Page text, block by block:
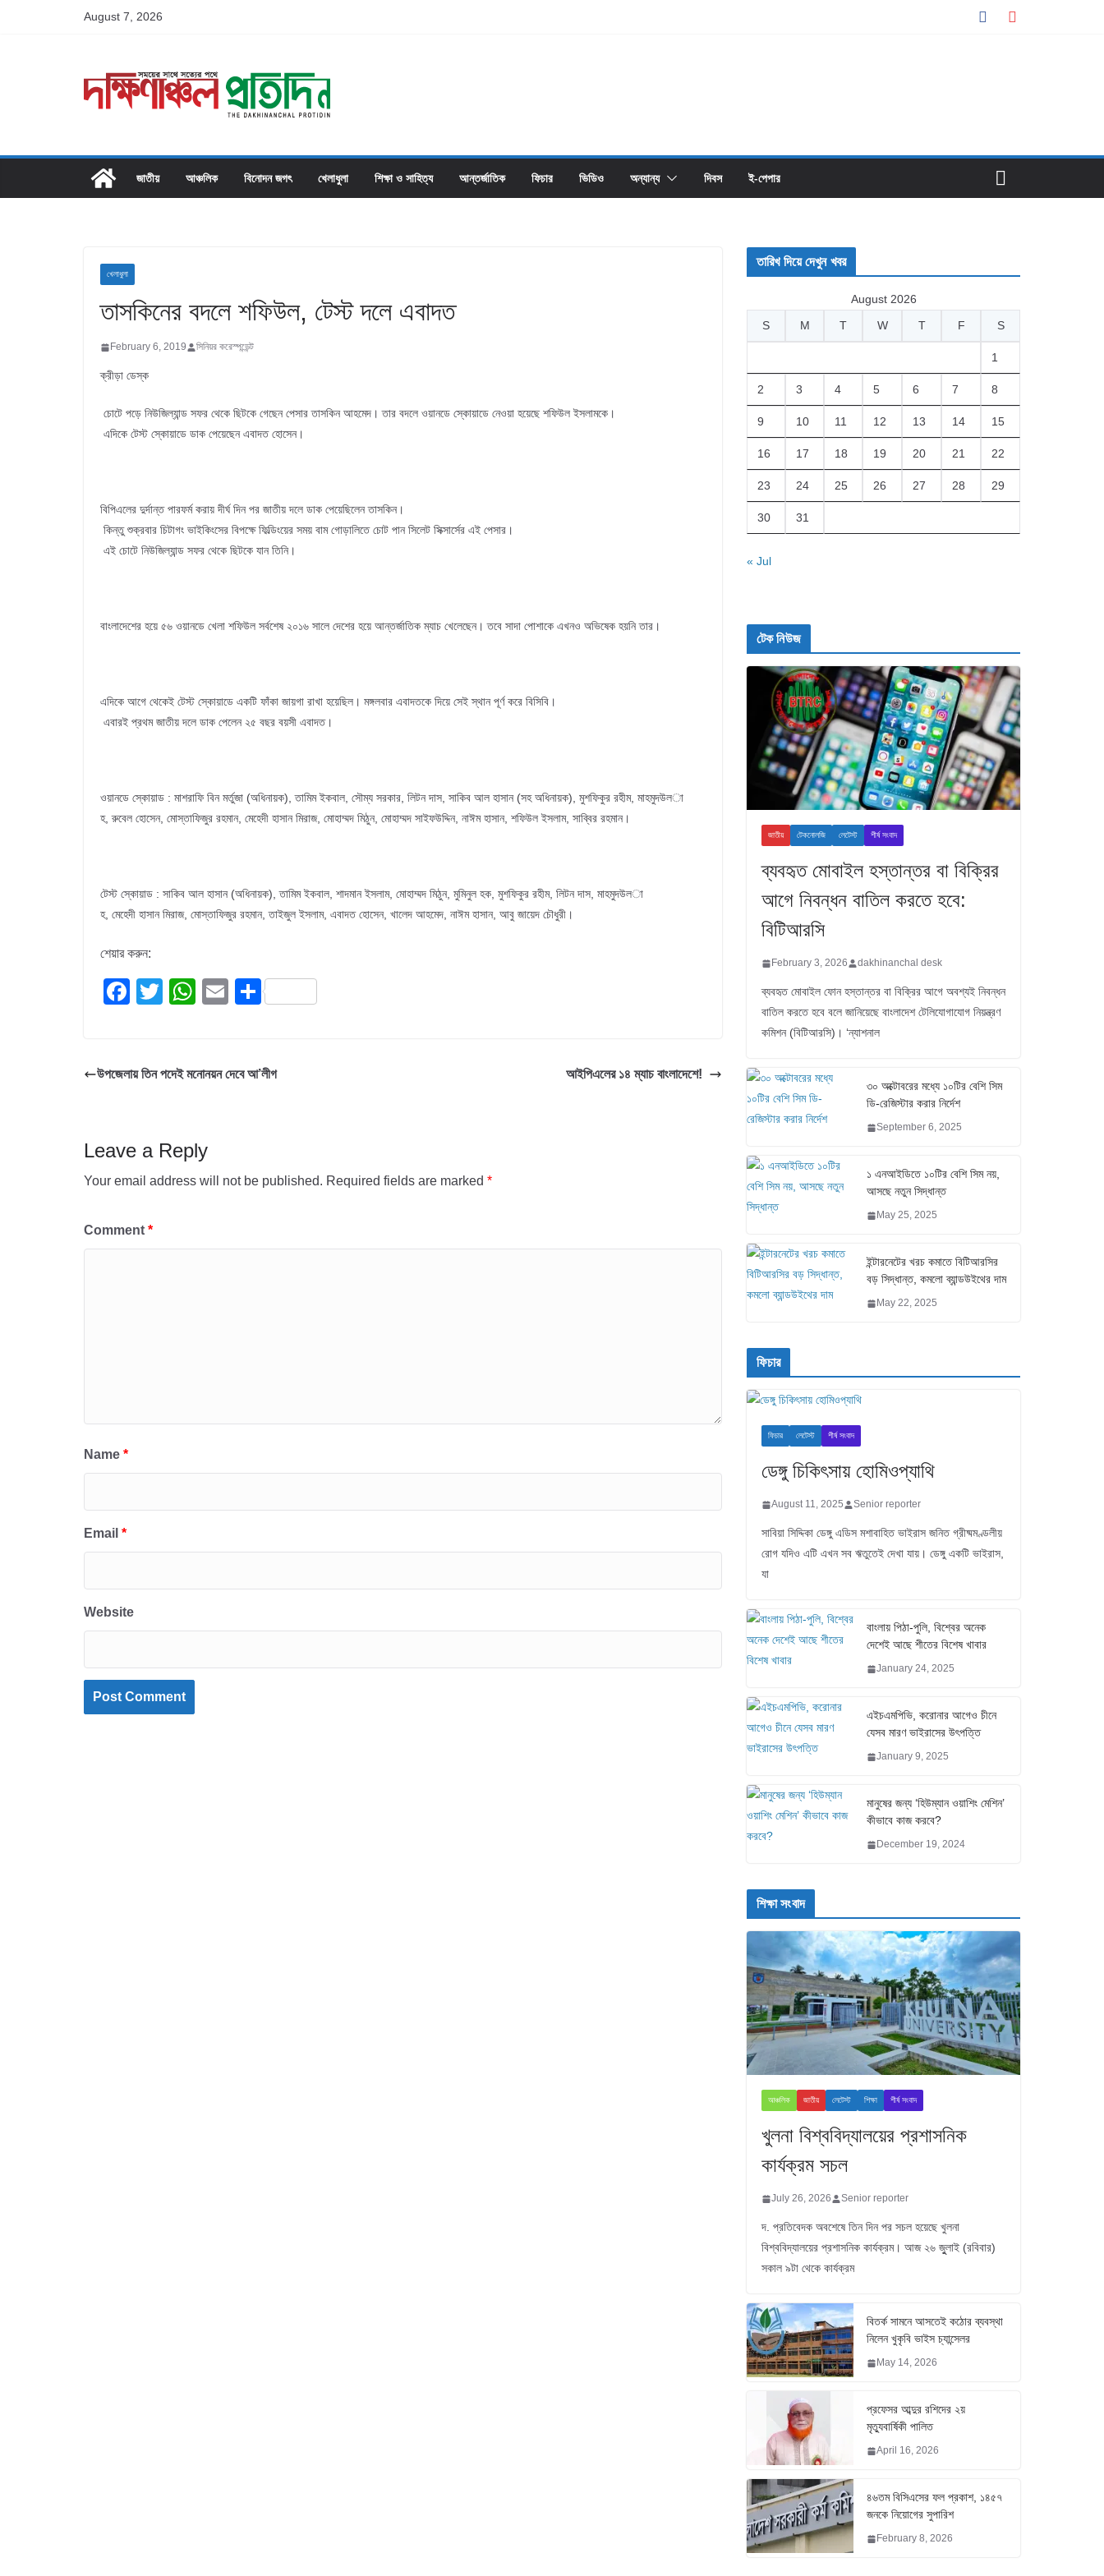
August 7, 2026
জাতীয় আঞ্চলিক বিনোদন জগৎ খেলাধুলা শিক্ষা ও সাহিত্য আন্তর্জাতিক ফিচার ভিডিও অন্যান্য দিবস ই-পেপার
খেলাধুলা
তাসকিনের বদলে শফিউল, টেস্ট দলে এবাদত
February 6, 2019 সিনিয়র করেস্পন্ডেন্ট
ক্রীড়া ডেস্ক
চোটে পড়ে নিউজিল্যান্ড সফর থেকে ছিটকে গেছেন পেসার তাসকিন আহমেদ। তার বদলে ওয়ানডে স্কোয়াডে নেওয়া হয়েছে শফিউল ইসলামকে।
এদিকে টেস্ট স্কোয়াডে ডাক পেয়েছেন এবাদত হোসেন।
বিপিএলের দুর্দান্ত পারফর্ম করায় দীর্ঘ দিন পর জাতীয় দলে ডাক পেয়েছিলেন তাসকিন।
কিন্তু শুক্রবার চিটাগং ভাইকিংসের বিপক্ষে ফিল্ডিংয়ের সময় বাম গোড়ালিতে চোট পান সিলেট সিক্সার্সের এই পেসার।
এই চোটে নিউজিল্যান্ড সফর থেকে ছিটকে যান তিনি।
বাংলাদেশের হয়ে ৫৬ ওয়ানডে খেলা শফিউল সর্বশেষ ২০১৬ সালে দেশের হয়ে আন্তর্জাতিক ম্যাচ খেলেছেন। তবে সাদা পোশাকে এখনও অভিষেক হয়নি তার।
এদিকে আগে থেকেই টেস্ট স্কোয়াডে একটি ফাঁকা জায়গা রাখা হয়েছিল। মঙ্গলবার এবাদতকে দিয়ে সেই স্থান পূর্ণ করে বিসিবি।
এবারই প্রথম জাতীয় দলে ডাক পেলেন ২৫ বছর বয়সী এবাদত।
ওয়ানডে স্কোয়াড : মাশরাফি বিন মর্তুজা (অধিনায়ক), তামিম ইকবাল, সৌম্য সরকার, লিটন দাস, সাকিব আল হাসান (সহ অধিনায়ক), মুশফিকুর রহীম, মাহমুদউল­া
হ, রুবেল হোসেন, মোস্তাফিজুর রহমান, মেহেদী হাসান মিরাজ, মোহাম্মদ মিঠুন, মোহাম্মদ সাইফউদ্দিন, নাঈম হাসান, শফিউল ইসলাম, সাব্বির রহমান।
টেস্ট স্কোয়াড : সাকিব আল হাসান (অধিনায়ক), তামিম ইকবাল, শাদমান ইসলাম, মোহাম্মদ মিঠুন, মুমিনুল হক, মুশফিকুর রহীম, লিটন দাস, মাহমুদউল­া
হ, মেহেদী হাসান মিরাজ, মোস্তাফিজুর রহমান, তাইজুল ইসলাম, এবাদত হোসেন, খালেদ আহমেদ, নাঈম হাসান, আবু জায়েদ চৌধুরী।
শেয়ার করুন:
F
e
o
k
T
er
W
s
p
E S
e
উপজেলায় তিন পদেই মনোনয়ন দেবে আ’লীগ আইপিএলের ১৪ ম্যাচ বাংলাদেশে!
Leave a Reply
Your email address will not be published. Required fields are marked *
Comment *
Name *
Email *
Website
তারিখ দিয়ে দেখুন খবর
August 2026
S
M T W T F S
1
2 3 4 5 6 7 8
9 10 11 12 13 14 15
16 17 18 19 20 21 22
23 24 25 26 27 28 29
30 31
« Jul
টেক নিউজ
জাতীয় টেকনোলজি লেটেস্ট শীর্ষ সংবাদ
ব্যবহৃত মোবাইল হস্তান্তর বা বিক্রির
আগে নিবন্ধন বাতিল করতে হবে:
বিটিআরসি
February 3, 2026 dakhinanchal desk
ব্যবহৃত মোবাইল ফোন হস্তান্তর বা বিক্রির আগে অবশ্যই নিবন্ধন
বাতিল করতে হবে বলে জানিয়েছে বাংলাদেশ টেলিযোগাযোগ নিয়ন্ত্রণ
কমিশন (বিটিআরসি)। ‘ন্যাশনাল
৩০ অক্টোবরের মধ্যে ১০টির বেশি সিম
ডি-রেজিস্টার করার নির্দেশ
September 6, 2025
১ এনআইডিতে ১০টির বেশি সিম নয়,
আসছে নতুন সিদ্ধান্ত
May 25, 2025
ইন্টারনেটের খরচ কমাতে বিটিআরসির
বড় সিদ্ধান্ত, কমলো ব্যান্ডউইথের দাম
May 22, 2025
ফিচার
ফিচার লেটেস্ট শীর্ষ সংবাদ
ডেঙ্গু চিকিৎসায় হোমিওপ্যাথি
August 11, 2025 Senior reporter
সাবিয়া সিদ্দিকা ডেঙ্গু এডিস মশাবাহিত ভাইরাস জনিত গ্রীষ্মমণ্ডলীয়
রোগ যদিও এটি এখন সব ঋতুতেই দেখা যায়। ডেঙ্গু একটি ভাইরাস,
যা
বাংলায় পিঠা-পুলি, বিশ্বের অনেক
দেশেই আছে শীতের বিশেষ খাবার
January 24, 2025
এইচএমপিভি, করোনার আগেও চীনে
যেসব মারণ ভাইরাসের উৎপত্তি
January 9, 2025
মানুষের জন্য ‘হিউম্যান ওয়াশিং মেশিন’
কীভাবে কাজ করবে?
December 19, 2024
শিক্ষা সংবাদ
আঞ্চলিক জাতীয় লেটেস্ট শিক্ষা শীর্ষ সংবাদ
খুলনা বিশ্ববিদ্যালয়ের প্রশাসনিক
কার্যক্রম সচল
July 26, 2026 Senior reporter
দ. প্রতিবেদক অবশেষে তিন দিন পর সচল হয়েছে খুলনা
বিশ্ববিদ্যালয়ের প্রশাসনিক কার্যক্রম। আজ ২৬ জুুলাই (রবিবার)
সকাল ৯টা থেকে কার্যক্রম
বিতর্ক সামনে আসতেই কঠোর ব্যবস্থা
নিলেন খুকৃবি ভাইস চ্যান্সেলর
May 14, 2026
প্রফেসর আব্দুর রশিদের ২য়
মৃত্যুবার্ষিকী পালিত
April 16, 2026
৪৬তম বিসিএসের ফল প্রকাশ, ১৪৫৭
জনকে নিয়োগের সুপারিশ
February 8, 2026